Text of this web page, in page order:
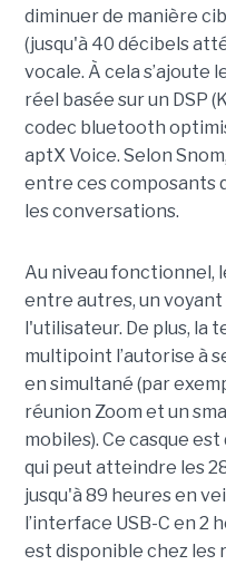
diminuer de manière
(jusqu'à 40 décibels
vocale. À cela s’ajoute
réel basée sur un DSP
codec bluetooth
aptX Voice. Selon
entre ces composants
les conversations.
Au niveau fonctionnel,
entre autres, un
l'utilisateur. De plus, la
multipoint l’autorise à
en simultané (par
réunion Zoom et un
mobiles). Ce casque
qui peut atteindre les
jusqu'à 89 heures en
l’interface USB-C en 2
est disponible chez les